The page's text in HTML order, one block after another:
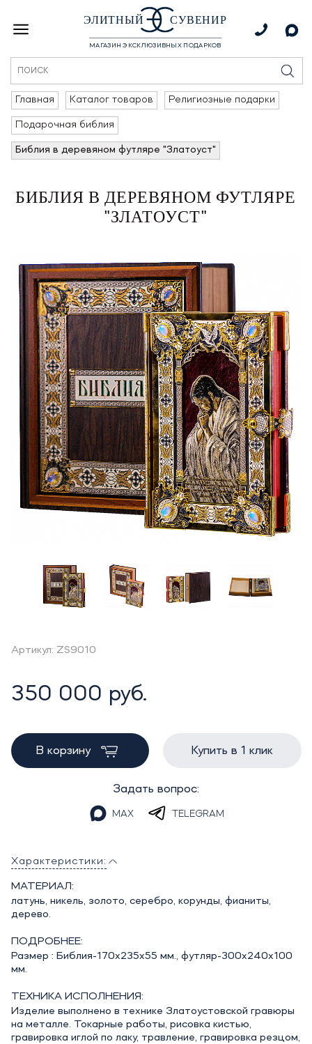
ЭЛИТНЫЙ СУВЕНИР
МАГАЗИН ЭКСКЛЮЗИВНЫХ ПОДАРКОВ
Главная Каталог товаров Религиозные подарки
Подарочная библия
Библия в деревяном футляре "Златоуст"
БИБЛИЯ В ДЕРЕВЯНОМ ФУТЛЯРЕ
"ЗЛАТОУСТ"
Артикул: ZS9010
350 000 руб.
В корзину Купить в 1 клик
Задать вопрос:
MAX TELEGRAM
Характеристики:
МАТЕРИАЛ:
латунь, никель, золото, серебро, корунды, фианиты,
дерево.
ПОДРОБНЕЕ:
Размер : Библия-170х235х55 мм., футляр-300х240х100
мм.
ТЕХНИКА ИСПОЛНЕНИЯ:
Изделие выполнено в технике Златоустовской гравюры
на металле. Токарные работы, рисовка кистью,
гравировка иглой по лаку, травление, гравировка резцом,